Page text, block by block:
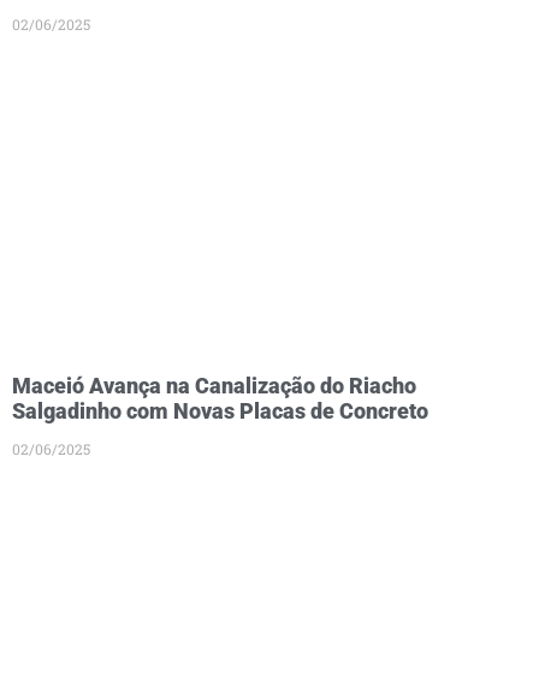
02/06/2025
Maceió Avança na Canalização do Riacho
Salgadinho com Novas Placas de Concreto
02/06/2025